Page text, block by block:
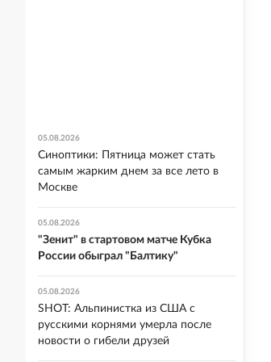
05.08.2026
Синоптики: Пятница может стать
самым жарким днем за все лето в
Москве
05.08.2026
"Зенит" в стартовом матче Кубка
России обыграл "Балтику"
05.08.2026
SHOT: Альпинистка из США с
русскими корнями умерла после
новости о гибели друзей